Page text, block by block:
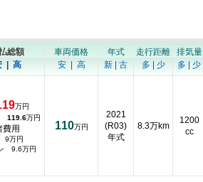
総額
| 高
車両価格
安| 高
年式
新
古
走行距離
多
少
排気量
多
少
万円
119.6万円
費用
9万円
9.6万円
110万円
2021
(R03)
年式
8.3万km
1200
cc